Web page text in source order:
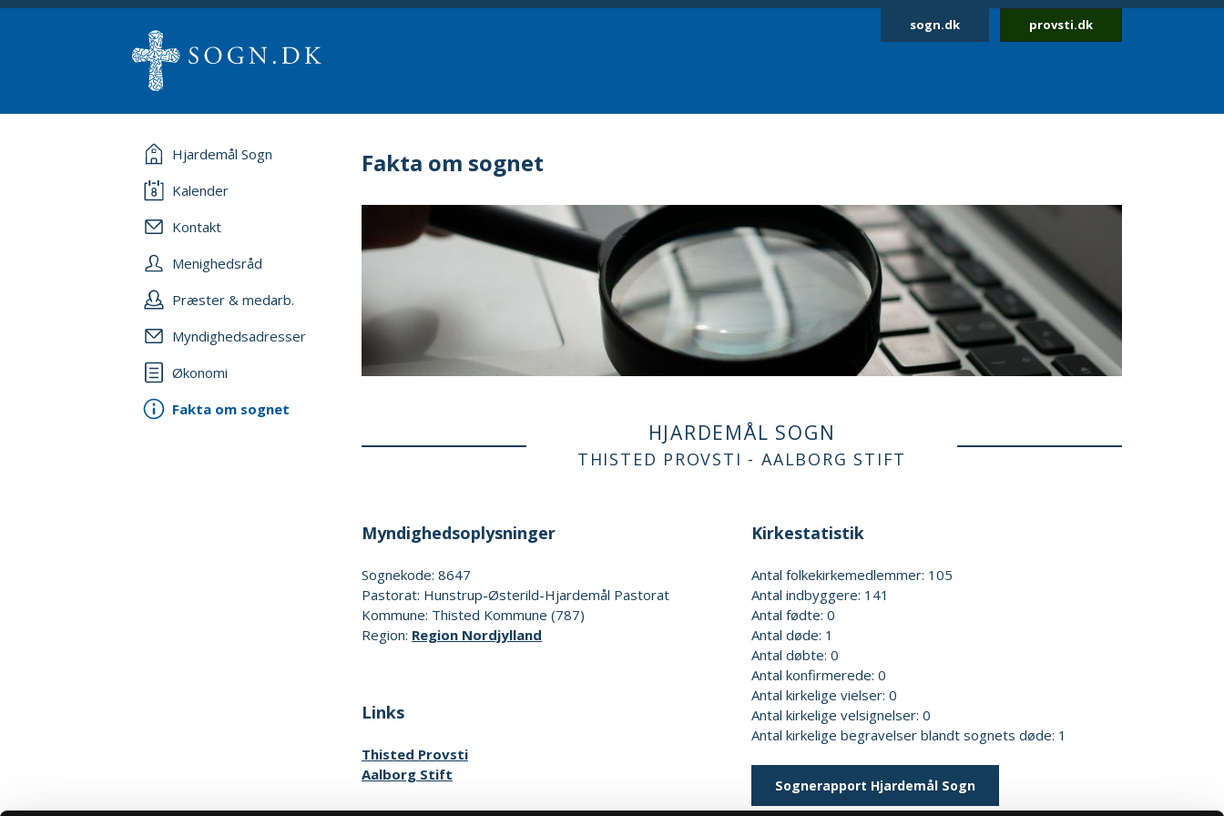
sogn.dk provsti.dk
Hjardemål Sogn
Kalender
Kontakt
Menighedsråd
Præster & medarb.
Myndighedsadresser
Økonomi
Fakta om sognet
Fakta om sognet
HJARDEMÅL SOGN
THISTED PROVSTI - AALBORG STIFT
Myndighedsoplysninger
Sognekode: 8647
Pastorat: Hunstrup-Østerild-Hjardemål Pastorat
Kommune: Thisted Kommune (787)
Region: Region Nordjylland
Links
Thisted Provsti
Aalborg Stift
Kirkestatistik
Antal folkekirkemedlemmer: 105
Antal indbyggere: 141
Antal fødte: 0
Antal døde: 1
Antal døbte: 0
Antal konfirmerede: 0
Antal kirkelige vielser: 0
Antal kirkelige velsignelser: 0
Antal kirkelige begravelser blandt sognets døde: 1
Sognerapport Hjardemål Sogn